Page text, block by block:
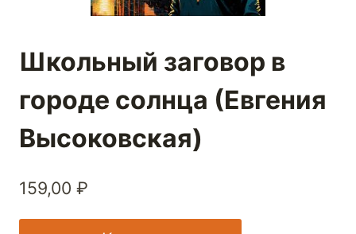
Школьный заговор в
городе солнца (Евгения
Высоковская)
159,00 ₽